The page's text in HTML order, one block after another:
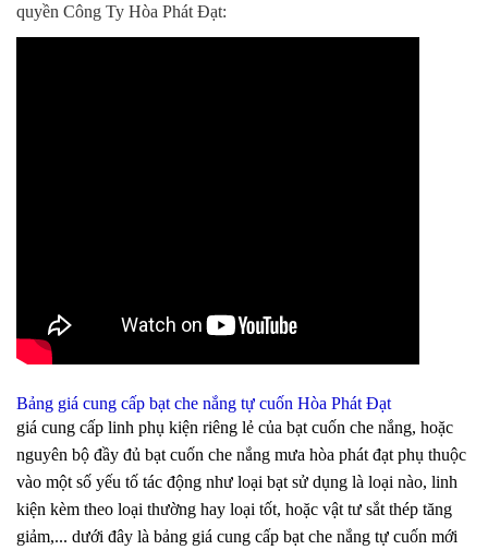
quyền Công Ty Hòa Phát Đạt:
Bảng giá cung cấp bạt che nắng tự cuốn Hòa Phát Đạt
giá cung cấp linh phụ kiện riêng lẻ của bạt cuốn che nắng, hoặc
nguyên bộ đầy đủ bạt cuốn che nắng mưa hòa phát đạt phụ thuộc
vào một số yếu tố tác động như loại bạt sử dụng là loại nào, linh
kiện kèm theo loại thường hay loại tốt, hoặc vật tư sắt thép tăng
giảm,... dưới đây là bảng giá cung cấp bạt che nắng tự cuốn mới